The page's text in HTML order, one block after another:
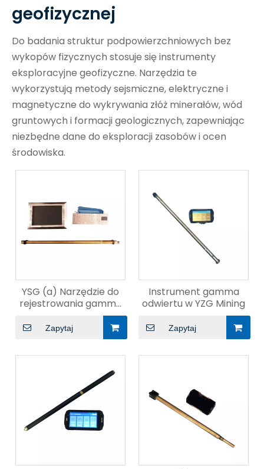
geofizycznej
Do badania struktur podpowierzchniowych bez
wykopów fizycznych stosuje się instrumenty
eksploracyjne geofizyczne. Narzędzia te
wykorzystują metody sejsmiczne, elektryczne i
magnetyczne do wykrywania złóż minerałów, wód
gruntowych i formacji geologicznych, zapewniając
niezbędne dane do eksploracji zasobów i ocen
środowiska.
YSG (a) Narzędzie do
rejestrowania gamma
azymutalnego gamma
podczas wiercenia
Zapytaj
Instrument gamma
odwiertu w YZG Mining
Zapytaj